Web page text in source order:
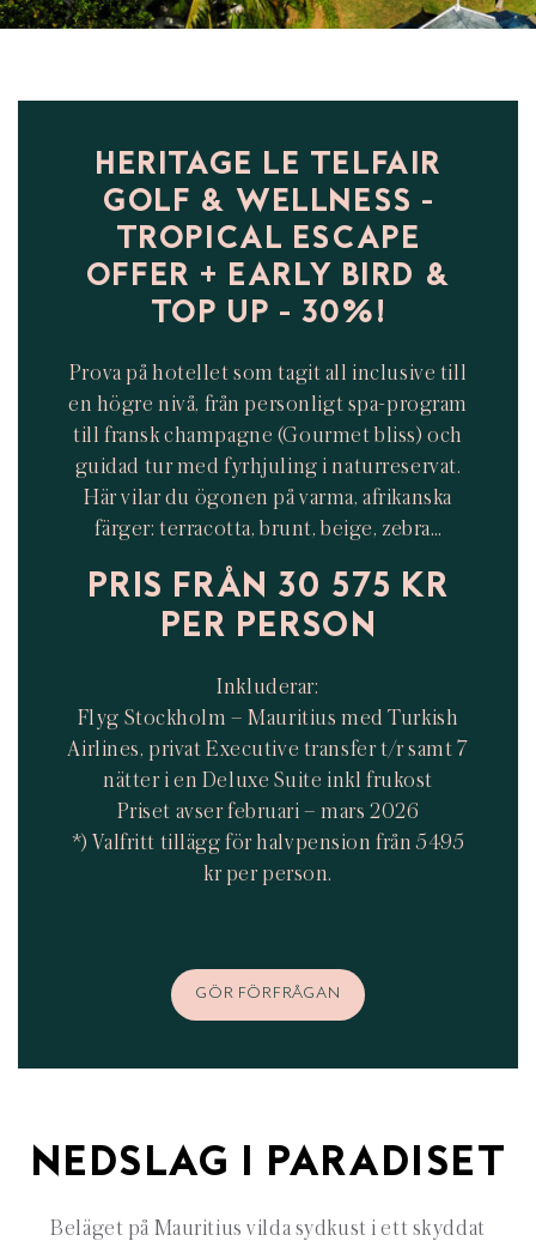
HERITAGE LE TELFAIR
GOLF & WELLNESS -
TROPICAL ESCAPE
OFFER + EARLY BIRD &
TOP UP - 30%!
Prova på hotellet som tagit all inclusive till
en högre nivå, från personligt spa-program
till fransk champagne (Gourmet bliss) och
guidad tur med fyrhjuling i naturreservat.
Här vilar du ögonen på varma, afrikanska
färger: terracotta, brunt, beige, zebra…
PRIS FRÅN 30 575 KR
PER PERSON
Inkluderar:
Flyg Stockholm – Mauritius med Turkish
Airlines, privat Executive transfer t/r samt 7
nätter i en Deluxe Suite inkl frukost
Priset avser februari – mars 2026
*) Valfritt tillägg för halvpension från 5495
kr per person.
GÖR FÖRFRÅGAN
NEDSLAG I PARADISET
Beläget på Mauritius vilda sydkust i ett skyddat